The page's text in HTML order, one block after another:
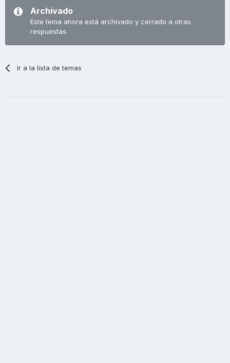
Archivado
Este tema ahora está archivado y cerrado a otras
respuestas.
Ir a la lista de temas